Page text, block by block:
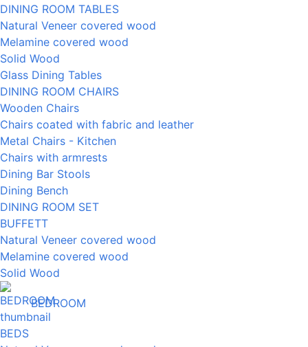
DINING ROOM TABLES
Natural Veneer covered wood
Melamine covered wood
Solid Wood
Glass Dining Tables
DINING ROOM CHAIRS
Wooden Chairs
Chairs coated with fabric and leather
Metal Chairs - Kitchen
Chairs with armrests
Dining Bar Stools
Dining Bench
DINING ROOM SET
BUFFETT
Natural Veneer covered wood
Melamine covered wood
Solid Wood
BEDROOM
BEDS